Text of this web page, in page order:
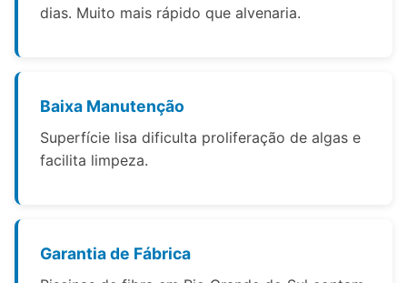
dias. Muito mais rápido que alvenaria.
Baixa Manutenção
Superfície lisa dificulta proliferação de algas e
facilita limpeza.
Garantia de Fábrica